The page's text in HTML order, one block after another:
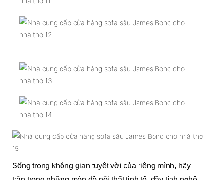
Sống trong không gian tuyệt vời của riêng mình, hãy